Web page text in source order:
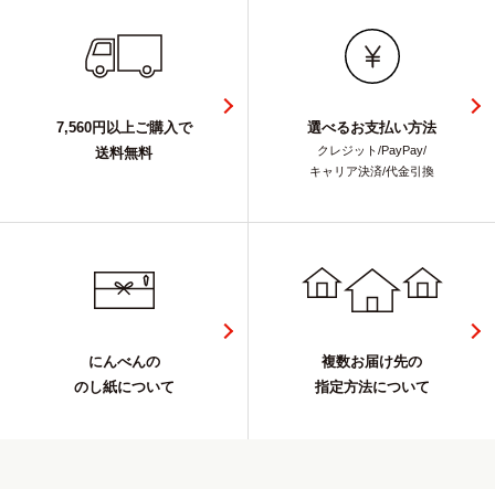
7,560円以上ご購入で
送料無料
選べるお支払い方法
クレジット/PayPay/
キャリア決済/代金引換
にんべんの
のし紙について
複数お届け先の
指定方法について